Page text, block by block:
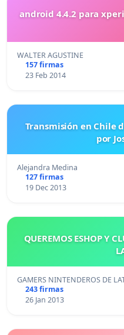
android 4.4.2 para
WALTER AGUSTINE
157 firmas
23 Feb 2014
Transmisión en Chile
por
Alejandra Medina
127 firmas
19 Dec 2013
QUEREMOS ESHOP Y
GAMERS NINTENDEROS DE
243 firmas
26 Jan 2013